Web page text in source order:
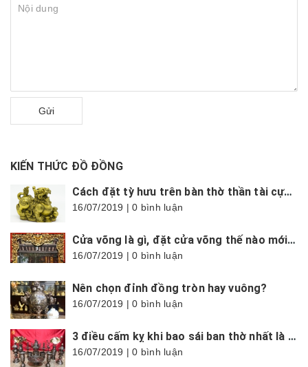
Gửi
KIẾN THỨC ĐỒ ĐỒNG
Cách đặt tỳ hưu trên bàn thờ thần tài cực chuẩn, hợp phong thủy
16/07/2019 | 0 bình luận
Cửa võng là gì, đặt cửa võng thế nào mới đúng?
16/07/2019 | 0 bình luận
Nên chọn đỉnh đồng tròn hay vuông?
16/07/2019 | 0 bình luận
3 điều cấm kỵ khi bao sái ban thờ nhất là trong tháng cô hồn
16/07/2019 | 0 bình luận